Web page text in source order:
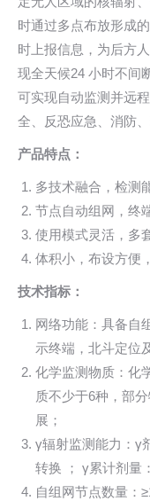
时通过多点布放形成
时上报信息，为后方
现全天候24 小时不间
可实现自动监测并远
全、反恐应急、消防
产品特点：
多技术融合，检测
节点自动组网，终
使用模式灵活，多
体积小，布设方便
技术指标：
网络功能：具备自
示终端，北斗定位
化学监测物质：化
质不少于6种，部
展；
γ辐射监测能力：γ
转换 ； γ累计剂量
自组网节点数量：